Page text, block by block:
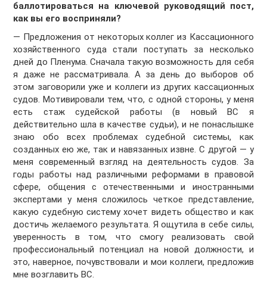
баллотироваться на ключевой руководящий пост,
как вы его восприняли?
— Предложения от некоторых коллег из Кассационного
хозяйственного суда стали поступать за несколько
дней до Пленума. Сначала такую возможность для себя
я даже не рассматривала. А за день до выборов об
этом заговорили уже и коллеги из других кассационных
судов. Мотивировали тем, что, с одной стороны, у меня
есть стаж судейской работы (в новый ВС я
действительно шла в качестве судьи), и не понаслышке
знаю обо всех проблемах судебной системы, как
созданных ею же, так и навязанных извне. С другой — у
меня современный взгляд на деятельность судов. За
годы работы над различными реформами в правовой
сфере, общения с отечественными и иностранными
экспертами у меня сложилось четкое представление,
какую судебную систему хочет видеть общество и как
достичь желаемого результата. Я ощутила в себе силы,
уверенность в том, что смогу реализовать свой
профессиональный потенциал на новой должности, и
это, наверное, почувствовали и мои коллеги, предложив
мне возглавить ВС.